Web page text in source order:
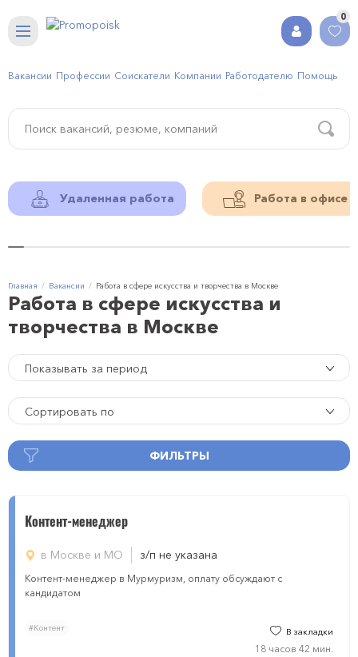
0
Вакансии Профессии Соискатели Компании Работодателю Помощь
Удаленная работа Работа в офисе
Главная Вакансии Работа в сфере искусства и творчества в Москве
Работа в сфере искусства и
творчества в Москве
Показывать за период
Сортировать по
ФИЛЬТРЫ
Контент-менеджер
в Москве и МО з/п не указана
Контент-менеджер в Мурмуризм, оплату обсуждают с
кандидатом
#Контент В закладки
18 часов 42 мин.